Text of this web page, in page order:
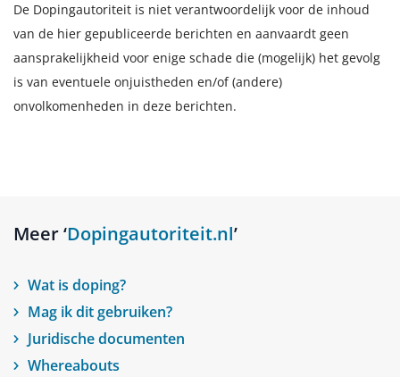
De Dopingautoriteit is niet verantwoordelijk voor de inhoud
van de hier gepubliceerde berichten en aanvaardt geen
aansprakelijkheid voor enige schade die (mogelijk) het gevolg
is van eventuele onjuistheden en/of (andere)
onvolkomenheden in deze berichten.
Meer ‘Dopingautoriteit.nl’
Wat is doping?
Mag ik dit gebruiken?
Juridische documenten
Whereabouts